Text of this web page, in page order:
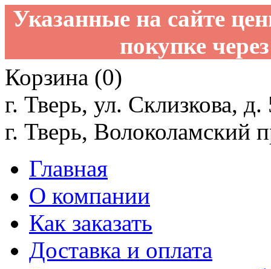
Указанные на сайте
покупке
Корзина (0)
г. Тверь, ул. Склизкова,
г. Тверь, Волоколамский
Главная
О компании
Как заказать
Доставка и оплата